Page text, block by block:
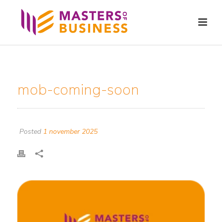
mob-coming-soon
Posted 1 november 2025